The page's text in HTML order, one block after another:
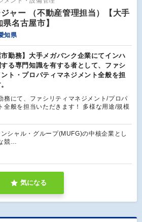
ャー （不動産管理担当）【大手
名古屋市】
知県
市勤務】大手メガバンク企業にてインハ
る専門知識を有する者として、ファシ
ト・プロパティマネジメント全般を担
務にて、ファシリティマネジメント/プロパ
全般を担当いただきます！ 多様な用途/規模
シャル・グループ(MUFG)の中核企業とし
競…
気になる